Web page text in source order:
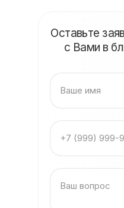
Оставьте
с Вами в